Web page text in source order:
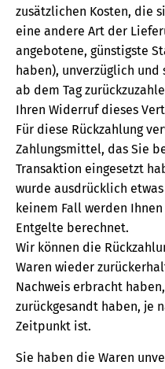
zusätzlichen Kosten, die
eine andere Art der
angebotene, günstigste
haben), unverzüglich und
ab dem Tag
Ihren Widerruf dieses
Für diese Rückzahlung
Zahlungsmittel, das Sie
Transaktion eingesetzt
wurde ausdrücklich
keinem Fall werden
Entgelte berechnet.
Wir können die
Waren wieder
Nachweis erbracht
zurückgesandt haben, je
Zeitpunkt ist.
Sie haben die Waren